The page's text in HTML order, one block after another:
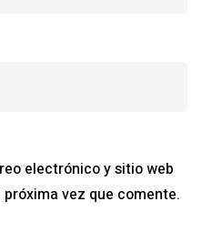
electrónico y sitio web
vez que comente.